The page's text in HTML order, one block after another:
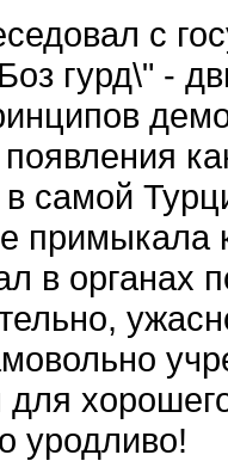
с
гурд\" -
самой
примыкала
в органах
уродливо!